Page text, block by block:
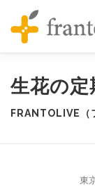
コンテンツへスキップ
生花の定
FRANTOLIVE（
東